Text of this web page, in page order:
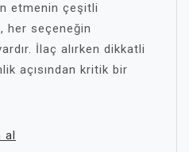
etmenin çeşitli
her seçeneğin
İlaç alırken dikkatli
açısından kritik bir
al